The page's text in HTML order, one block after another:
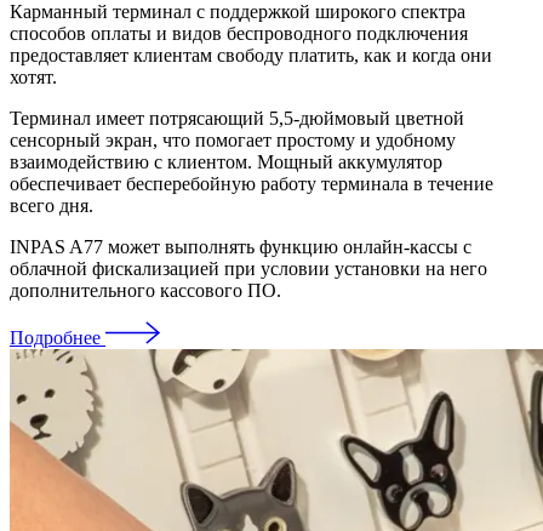
Карманный терминал с поддержкой широкого спектра
способов оплаты и видов беспроводного подключения
предоставляет клиентам свободу платить, как и когда они
хотят.
Терминал имеет потрясающий 5,5-дюймовый цветной
сенсорный экран, что помогает простому и удобному
взаимодействию с клиентом. Мощный аккумулятор
обеспечивает бесперебойную работу терминала в течение
всего дня.
INPAS A77 может выполнять функцию онлайн-кассы с
облачной фискализацией при условии установки на него
дополнительного кассового ПО.
Подробнее